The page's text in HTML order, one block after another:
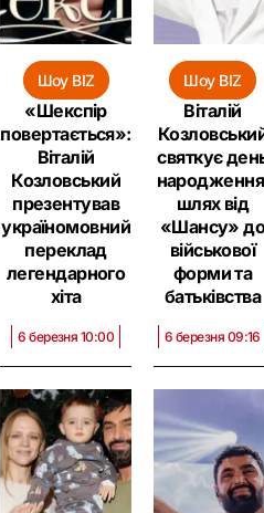
Шоу BIZ
«Шекспір
повертається»:
Віталій
Козловський
презентував
україномовний
переклад
легендарного
хіта
6 березня 10:00
Шоу BIZ
Віталій
святкує
шлях від
«Шансу»
військової
форми та
батьківства
6 березня 09:16